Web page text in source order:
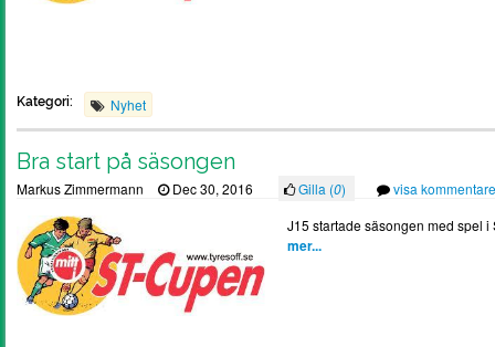
Kategori: Nyhet
Bra start på säsongen
Markus Zimmermann Dec 30, 2016 Gilla (0)
visa
J15 startade säsongen med spel
mer...